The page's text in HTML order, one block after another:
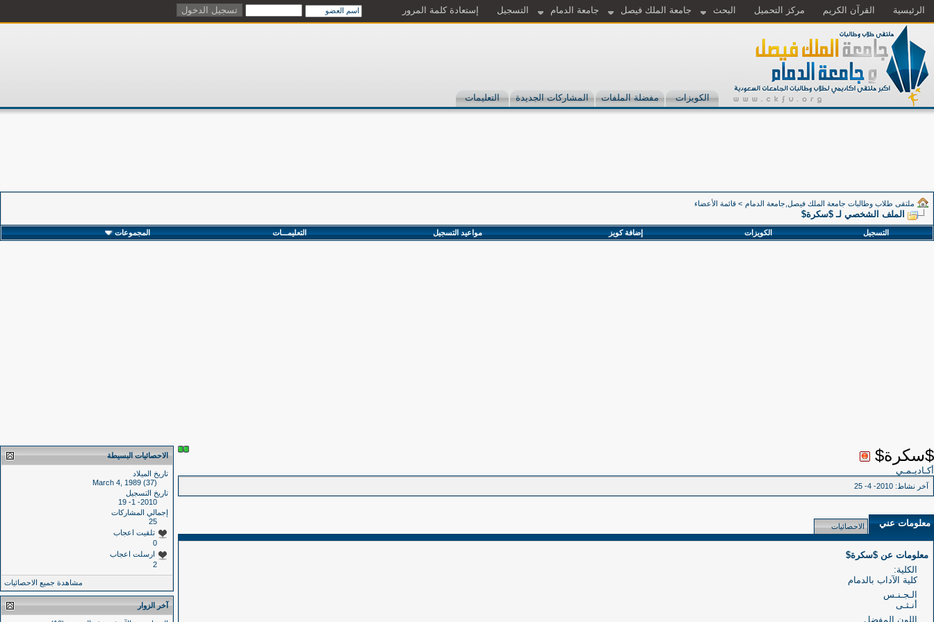
الرئيسية القرآن الكريم مركز التحميل البحث جامعة الملك فيصل جامعة الدمام التسجيل إستعادة كلمة المرور
الكويزات مفضلة الملفات المشاركات الجديدة التعليمات
ملتقى طلاب وطالبات جامعة الملك فيصل,جامعة الدمام > قائمة الأعضاء
الملف الشخصي لـ $سكرة$
التسجيل الكويزات إضافة كويز مواعيد التسجيل التعليمـــات المجموعات
$سكرة$
أكـاديـمـي
آخر نشاط:
معلومات عني الاحصائيات
معلومات عن $سكرة$
الكلية:
كلية الآداب بالدمام
الـجـنـس
أنـثـى
اللون المفضل
الاحصائيات البسيطة
تاريخ الميلاد
March 4, 1989 (37)
تاريخ التسجيل
2010- 1- 19
إجمالي المشاركات
25
تلقيت اعجاب
0
ارسلت اعجاب
2
مشاهدة جميع الاحصائيات
آخر الزوار